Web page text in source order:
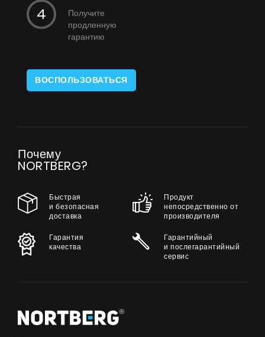
Получите
продленную
гарантию
ВОСПОЛЬЗОВАТЬСЯ
Почему
NORTBERG?
Быстрая
и безопасная
доставка
Продукт
непосредственно от
производителя
Гарантия
качества
Гарантийный
и послегарантийный
сервис